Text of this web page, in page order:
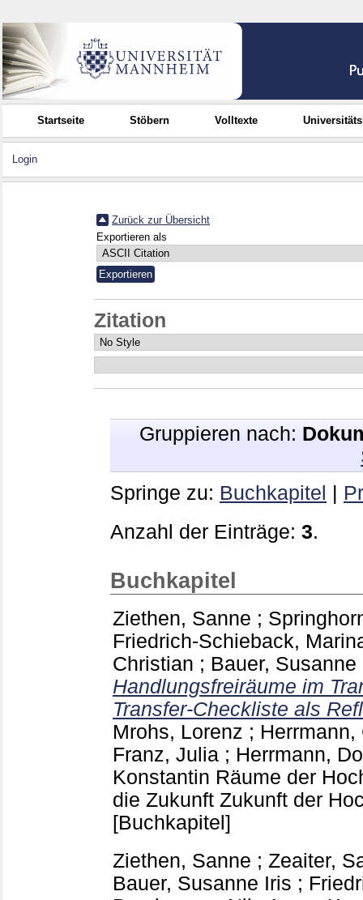
Startseite Stöbern Volltexte
Login
Zurück zur Übersicht
Exportieren als
Zitation
Gruppieren nach:
Springe zu: Buchkapitel
Anzahl der Einträge: 3.
Buchkapitel
Ziethen, Sanne ;
Friedrich-Schieback,
Christian ; Bauer, Susanne
Handlungsfreiräume im
Transfer-Checkliste als
Mrohs, Lorenz ; Herrmann,
Franz, Julia ; Herrmann,
Konstantin Räume der
die Zukunft Zukunft der
[Buchkapitel]
Ziethen, Sanne ; Zeaiter,
Bauer, Susanne Iris ;